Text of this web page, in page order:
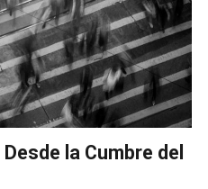
la Cumbre del